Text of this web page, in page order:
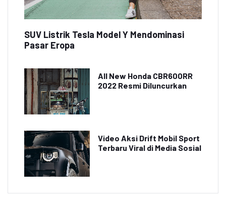
SUV Listrik Tesla Model Y Mendominasi
Pasar Eropa
All New Honda CBR600RR
2022 Resmi Diluncurkan
Video Aksi Drift Mobil Sport
Terbaru Viral di Media Sosial